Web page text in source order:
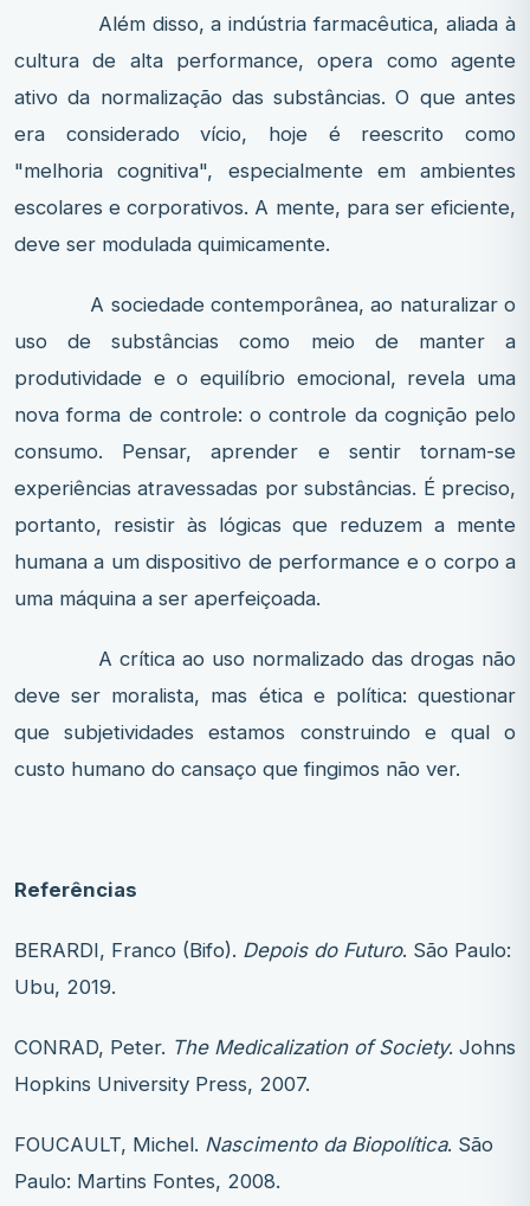
Além disso, a indústria farmacêutica, aliada à
cultura de alta performance, opera como agente
ativo da normalização das substâncias. O que antes
era considerado vício, hoje é reescrito como
"melhoria cognitiva", especialmente em ambientes
escolares e corporativos. A mente, para ser eficiente,
deve ser modulada quimicamente.
A sociedade contemporânea, ao naturalizar o
uso de substâncias como meio de manter a
produtividade e o equilíbrio emocional, revela uma
nova forma de controle: o controle da cognição pelo
consumo. Pensar, aprender e sentir tornam-se
experiências atravessadas por substâncias. É preciso,
portanto, resistir às lógicas que reduzem a mente
humana a um dispositivo de performance e o corpo a
uma máquina a ser aperfeiçoada.
A crítica ao uso normalizado das drogas não
deve ser moralista, mas ética e política: questionar
que subjetividades estamos construindo e qual o
custo humano do cansaço que fingimos não ver.
Referências
BERARDI, Franco (Bifo). Depois do Futuro. São Paulo:
Ubu, 2019.
CONRAD, Peter. The Medicalization of Society. Johns
Hopkins University Press, 2007.
FOUCAULT, Michel. Nascimento da Biopolítica. São
Paulo: Martins Fontes, 2008.